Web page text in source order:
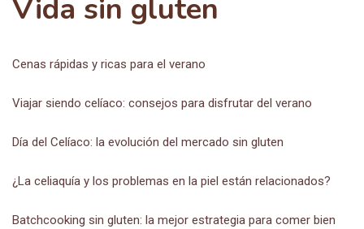
Vida sin gluten
Cenas rápidas y ricas para el verano
Viajar siendo celíaco: consejos para disfrutar del verano
Día del Celíaco: la evolución del mercado sin gluten
¿La celiaquía y los problemas en la piel están relacionados?
Batchcooking sin gluten: la mejor estrategia para comer bien